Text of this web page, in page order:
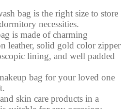
bag is the right size to store
necessities.
is made of charming
leather, solid gold color zipper
lining, and well padded
bag for your loved one
skin care products in a